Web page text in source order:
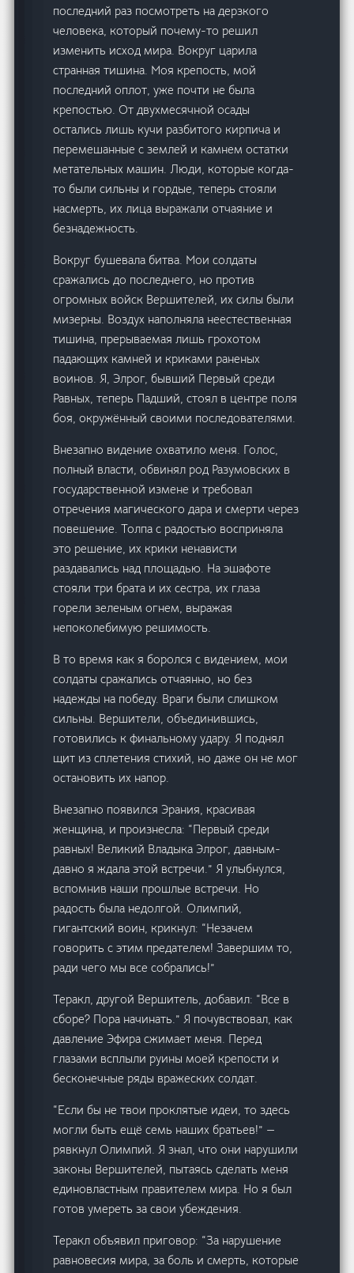
последний раз посмотреть на дерзкого
человека, который почему-то решил
изменить исход мира. Вокруг царила
странная тишина. Моя крепость, мой
последний оплот, уже почти не была
крепостью. От двухмесячной осады
остались лишь кучи разбитого кирпича и
перемешанные с землей и камнем остатки
метательных машин. Люди, которые когда-
то были сильны и гордые, теперь стояли
насмерть, их лица выражали отчаяние и
безнадежность.
Вокруг бушевала битва. Мои солдаты
сражались до последнего, но против
огромных войск Вершителей, их силы были
мизерны. Воздух наполняла неестественная
тишина, прерываемая лишь грохотом
падающих камней и криками раненых
воинов. Я, Элрог, бывший Первый среди
Равных, теперь Падший, стоял в центре поля
боя, окружённый своими последователями.
Внезапно видение охватило меня. Голос,
полный власти, обвинял род Разумовских в
государственной измене и требовал
отречения магического дара и смерти через
повешение. Толпа с радостью восприняла
это решение, их крики ненависти
раздавались над площадью. На эшафоте
стояли три брата и их сестра, их глаза
горели зеленым огнем, выражая
непоколебимую решимость.
В то время как я боролся с видением, мои
солдаты сражались отчаянно, но без
надежды на победу. Враги были слишком
сильны. Вершители, объединившись,
готовились к финальному удару. Я поднял
щит из сплетения стихий, но даже он не мог
остановить их напор.
Внезапно появился Эрания, красивая
женщина, и произнесла: “Первый среди
равных! Великий Владыка Элрог, давным-
давно я ждала этой встречи.” Я улыбнулся,
вспомнив наши прошлые встречи. Но
радость была недолгой. Олимпий,
гигантский воин, крикнул: “Незачем
говорить с этим предателем! Завершим то,
ради чего мы все собрались!”
Теракл, другой Вершитель, добавил: “Все в
сборе? Пора начинать.” Я почувствовал, как
давление Эфира сжимает меня. Перед
глазами всплыли руины моей крепости и
бесконечные ряды вражеских солдат.
“Если бы не твои проклятые идеи, то здесь
могли быть ещё семь наших братьев!” —
рявкнул Олимпий. Я знал, что они нарушили
законы Вершителей, пытаясь сделать меня
единовластным правителем мира. Но я был
готов умереть за свои убеждения.
Теракл объявил приговор: “За нарушение
равновесия мира, за боль и смерть, которые